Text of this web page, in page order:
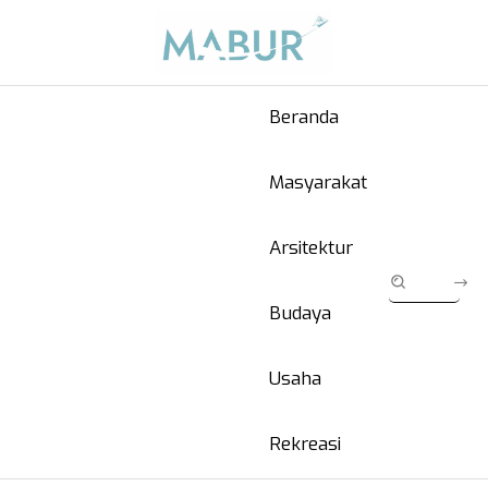
Beranda
Masyarakat
Arsitektur
Budaya
Usaha
Rekreasi